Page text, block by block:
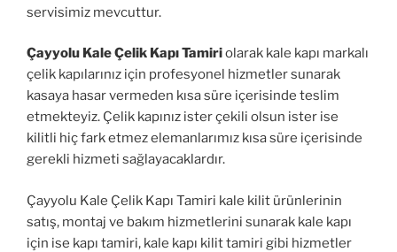
servisimiz mevcuttur.
Çayyolu Kale Çelik Kapı Tamiriolarak kale kapı markalı
çelik kapılarınız için profesyonel hizmetler sunarak
kasaya hasar vermeden kısa süre içerisinde teslim
etmekteyiz. Çelik kapınız ister çekili olsun ister ise
kilitli hiç fark etmez elemanlarımız kısa süre içerisinde
gerekli hizmeti sağlayacaklardır.
Çayyolu Kale Çelik Kapı Tamiri kale kilit ürünlerinin
satış, montaj ve bakım hizmetlerini sunarak kale kapı
için ise kapı tamiri, kale kapı kilit tamiri gibi hizmetler